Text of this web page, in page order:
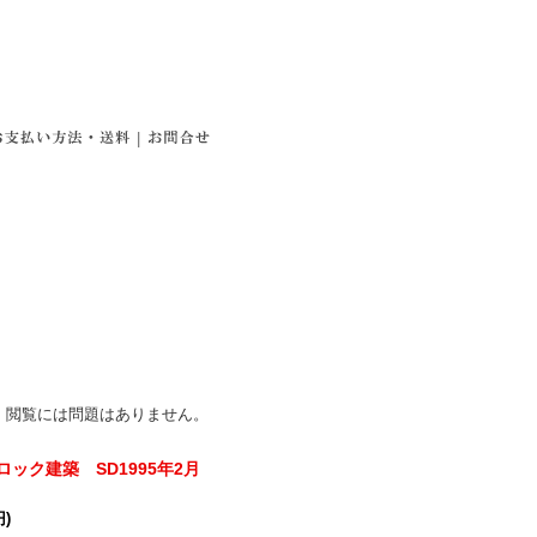
覧には問題はありません。
ック建築 SD1995年2月
)